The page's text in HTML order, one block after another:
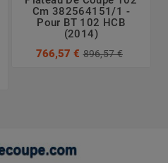
Cm 382564151/1 -
Pour BT 102 HCB
(2014)
766,57 € 896,57 €